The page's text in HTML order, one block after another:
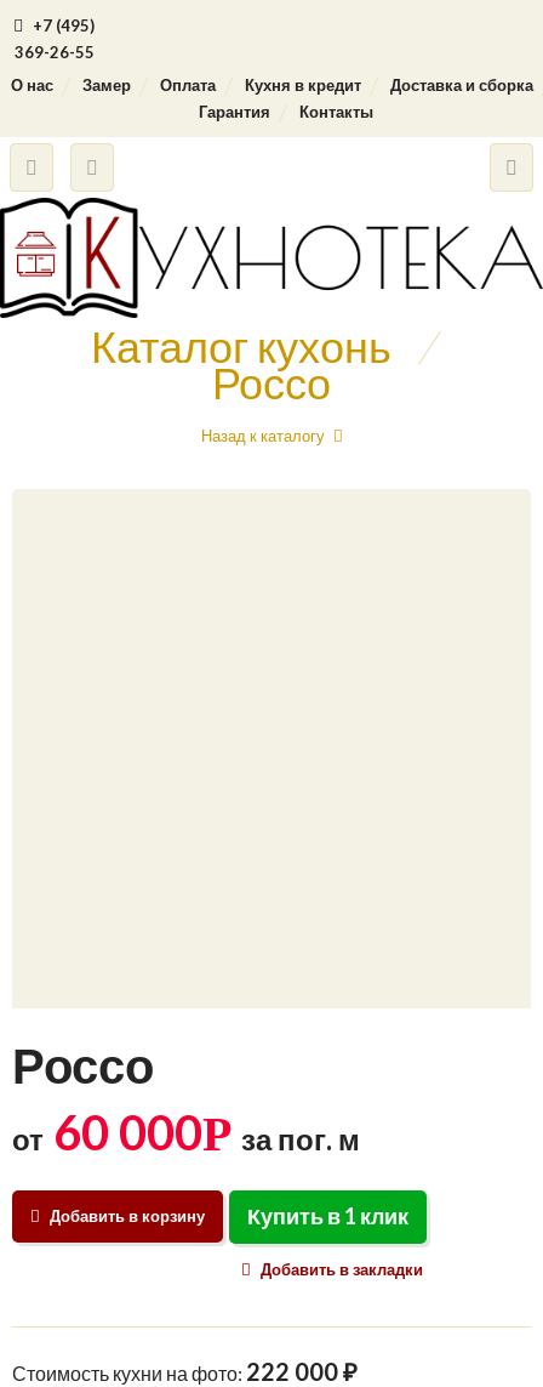
+7 (495)
369-26-55
О нас
Замер Оплата Кухня в кредит
Доставка и сборка
Гарантия
Контакты
Каталог кухонь /
Россо
Назад к каталогу
Россо
от 60 000Р за пог. м
Добавить в корзину Купить в 1 клик
Добавить в закладки
Стоимость кухни на фото: 222 000 ₽